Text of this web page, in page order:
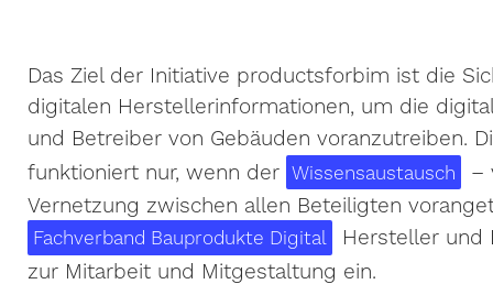
Das Ziel der Initiative productsforbim ist die
digitalen Herstellerinformationen, um die
und Betreiber von Gebäuden voranzutreiben.
funktioniert nur, wenn der Wissensaustausch
–
Vernetzung zwischen allen Beteiligten
Fachverband Bauprodukte Digital
Hersteller und
zur Mitarbeit und Mitgestaltung ein.